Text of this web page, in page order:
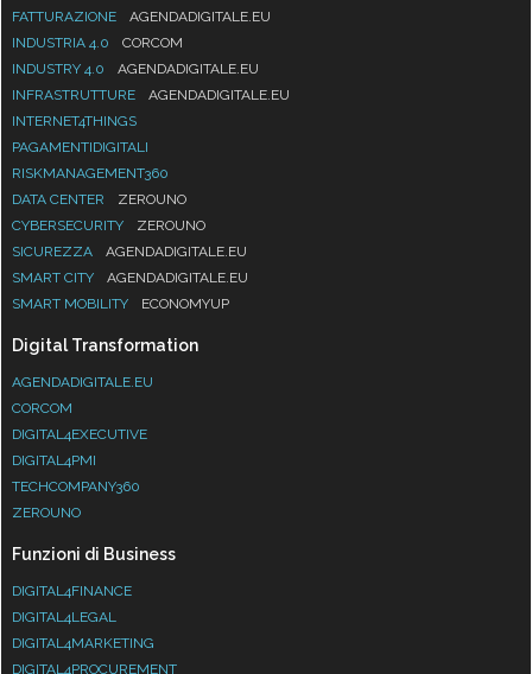
FATTURAZIONE
AGENDADIGITALE.EU
INDUSTRIA 4.0
CORCOM
INDUSTRY 4.0
AGENDADIGITALE.EU
INFRASTRUTTURE
AGENDADIGITALE.EU
INTERNET4THINGS
PAGAMENTIDIGITALI
RISKMANAGEMENT360
DATA CENTER
ZEROUNO
CYBERSECURITY
ZEROUNO
SICUREZZA
AGENDADIGITALE.EU
SMART CITY
AGENDADIGITALE.EU
SMART MOBILITY
ECONOMYUP
Digital Transformation
AGENDADIGITALE.EU
CORCOM
DIGITAL4EXECUTIVE
DIGITAL4PMI
TECHCOMPANY360
ZEROUNO
Funzioni di Business
DIGITAL4FINANCE
DIGITAL4LEGAL
DIGITAL4MARKETING
DIGITAL4PROCUREMENT